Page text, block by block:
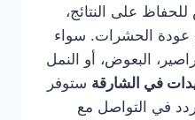
على النتائج،
عودة الحشرات. سواء
البعوض، أو النمل
في الشارقة ستوفر
في التواصل مع